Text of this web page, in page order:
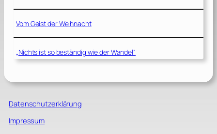
Vom Geist der Weihnacht
„Nichts ist so beständig wie der Wandel“
Datenschutzerklärung
Impressum